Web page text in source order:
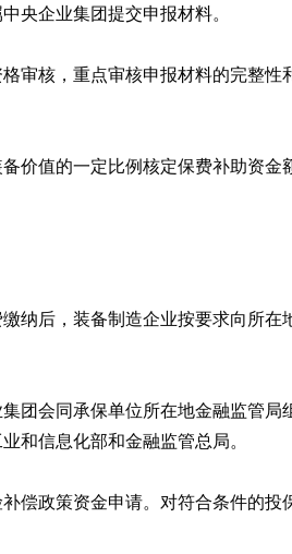
央企业集团提交申报材料。
审核，重点审核申报材料的完整性
价值的一定比例核定保费补助资金
纳后，装备制造企业按要求向所在
团会同承保单位所在地金融监管局
和信息化部和金融监管总局。
偿政策资金申请。对符合条件的投